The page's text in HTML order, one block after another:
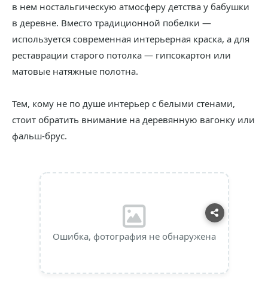
в нем ностальгическую атмосферу детства у бабушки
в деревне. Вместо традиционной побелки —
используется современная интерьерная краска, а для
реставрации старого потолка — гипсокартон или
матовые натяжные полотна.
Тем, кому не по душе интерьер с белыми стенами,
стоит обратить внимание на деревянную вагонку или
фальш-брус.
Ошибка, фотография не обнаружена